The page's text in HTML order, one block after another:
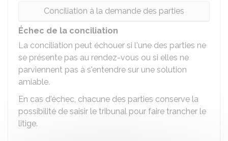
Conciliation à la demande des parties
Échec de la conciliation
La conciliation peut échouer si l'une des parties ne
se présente pas au rendez-vous ou si elles ne
parviennent pas à s'entendre sur une solution
amiable.
En cas d'échec, chacune des parties conserve la
possibilité de saisir le tribunal pour faire trancher le
litige.